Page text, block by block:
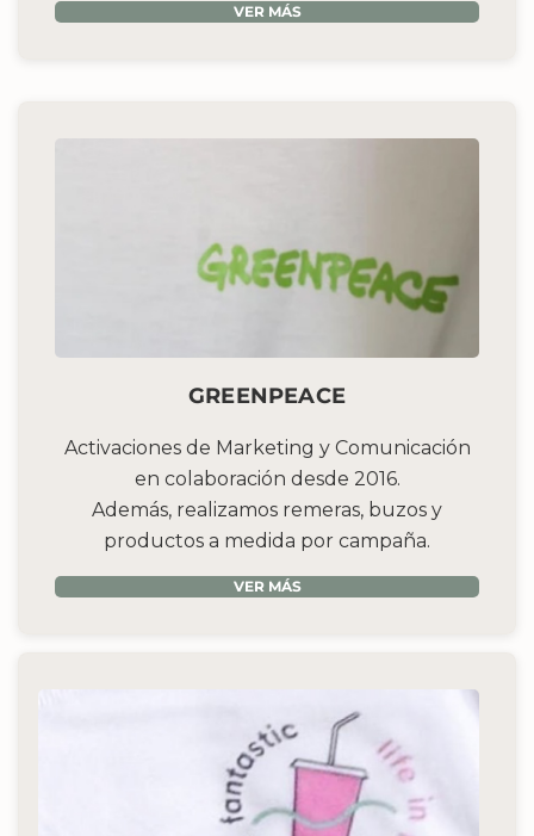
VER MÁS
GREENPEACE
Activaciones de Marketing y Comunicación
en colaboración desde 2016.
Además, realizamos remeras, buzos y
productos a medida por campaña.
VER MÁS